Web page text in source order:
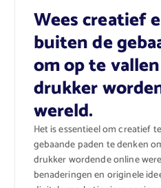
Wees creatief
buiten de
om op te
drukker
wereld.
Het is essentieel om creatief
gebaande paden te denken
drukker wordende online
benaderingen en originele